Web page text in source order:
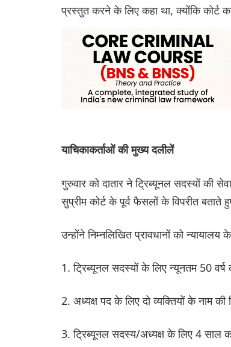
प्रस्तुत करने के लिए कहा था, क्योंकि कोर्ट
याचिकाकर्ताओं की मुख्य दलीलें
गुरुवार को दातार ने ट्रिब्यूनल सदस्यों की
सुप्रीम कोर्ट के पूर्व फैसलों के विपरीत बताते
उन्होंने निम्नलिखित प्रावधानों को
1. ट्रिब्यूनल सदस्यों के लिए न्यूनतम 50
2. अध्यक्ष पद के लिए दो व्यक्तियों के नाम
3. ट्रिब्यूनल सदस्य/अध्यक्ष के लिए 4 साल